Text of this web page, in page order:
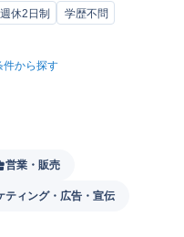
休2日制
学歴不問
件から探す
営業・販売
ティング・広告・宣伝